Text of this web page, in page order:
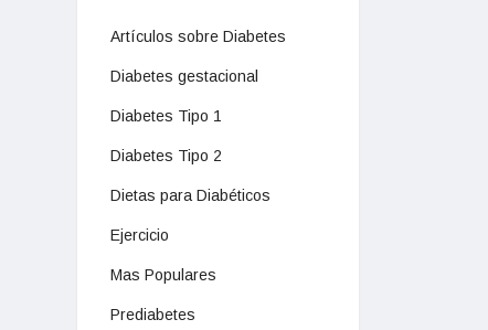
Artículos sobre Diabetes
Diabetes gestacional
Diabetes Tipo 1
Diabetes Tipo 2
Dietas para Diabéticos
Ejercicio
Mas Populares
Prediabetes